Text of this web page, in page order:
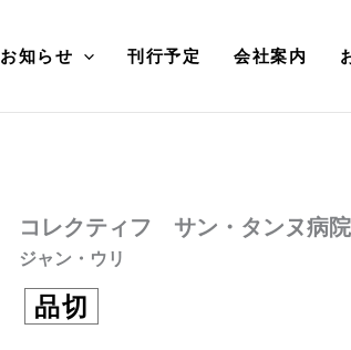
お知らせ 刊行予定 会社案内
コレクティフ サン・タンヌ病
ジャン・ウリ
品切